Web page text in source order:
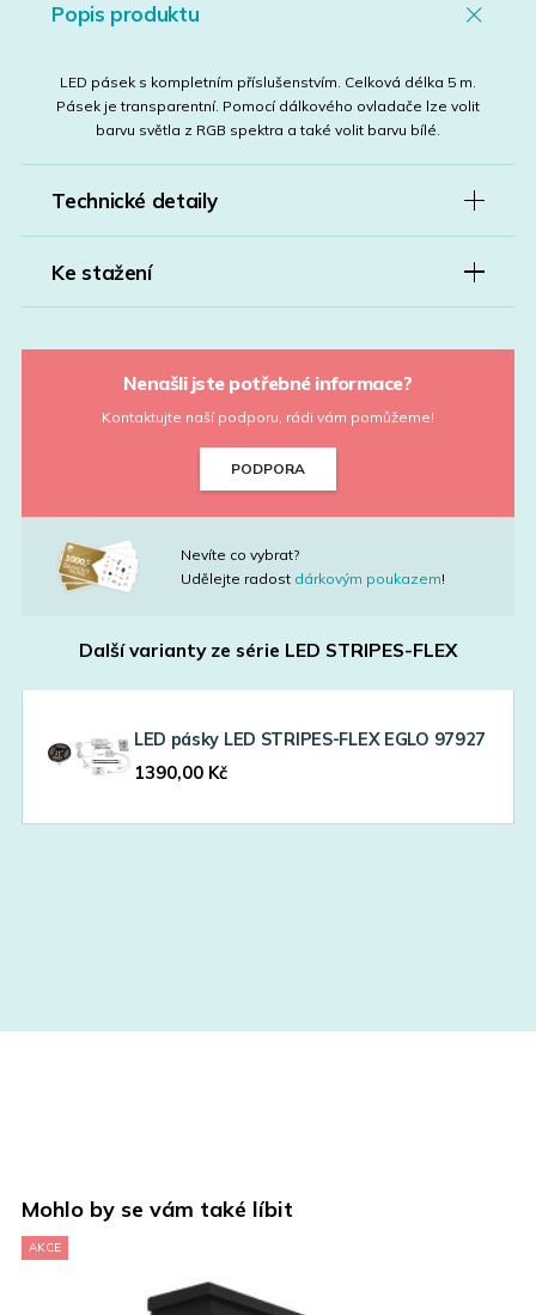
Popis produktu
LED pásek s kompletním příslušenstvím. Celková délka 5 m.
Pásek je transparentní. Pomocí dálkového ovladače lze volit
barvu světla z RGB spektra a také volit barvu bílé.
Technické detaily
Ke stažení
Nenašli jste potřebné informace?
Kontaktujte naší podporu, rádi vám pomůžeme!
PODPORA
Nevíte co vybrat?
Udělejte radost dárkovým poukazem!
Další varianty ze série LED STRIPES-FLEX
LED pásky LED STRIPES-FLEX EGLO 97927
1390,00 Kč
Mohlo by se vám také líbit